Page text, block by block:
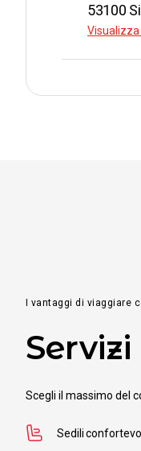
53100
I vantaggi di viaggiare
Servizi
Scegli il massimo del
Sedili